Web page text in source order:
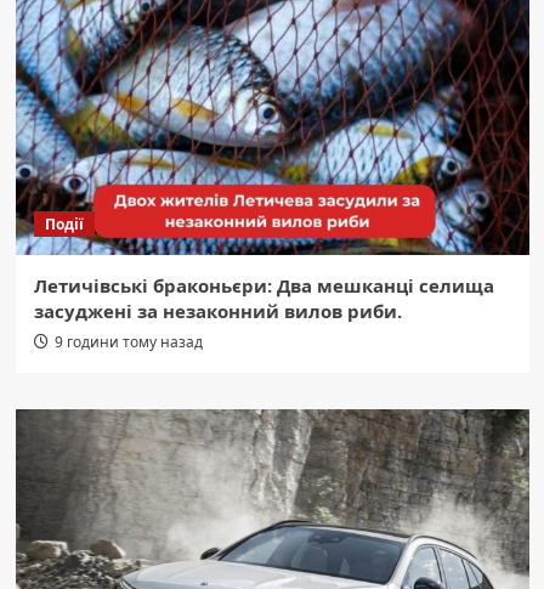
Події
Летичівські браконьєри: Два мешканці селища
засуджені за незаконний вилов риби.
9 години тому назад